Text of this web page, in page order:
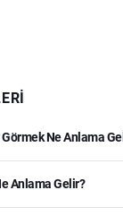
Ne Anlama
Anlama Gelir?